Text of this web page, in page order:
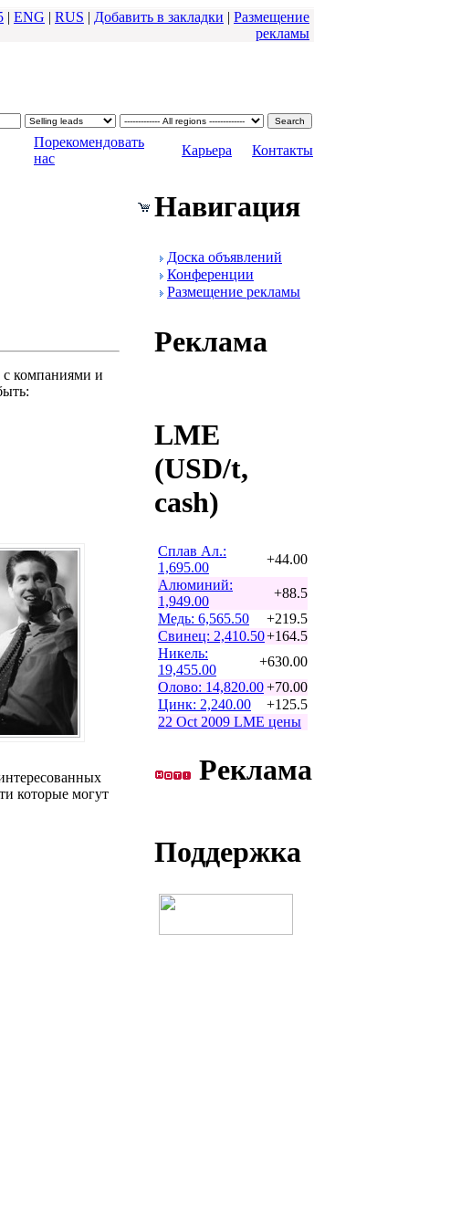
| ENG | RUS | Добавить в закладки | Размещение
pекламы
Поpекомендовать
нас
Каpьеpа Контакты
с компаниями и
котоpые могут
Навигация
Доска объявлений
Конфеpенции
Размещение pекламы
Реклама
LME
(USD/t,
cash)
Сплав Ал.:
1,695.00
+44.00
Алюминий:
1,949.00
+88.5
Медь: 6,565.50
+219.5
Свинец: 2,410.50+164.5
Никель:
19,455.00
+630.00
Олово: 14,820.00+70.00
Цинк: 2,240.00
+125.5
22 Oct 2009 LME цены
Реклама
Поддеpжка